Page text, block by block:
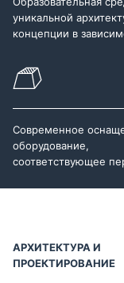
уникальной
концепции в
Современное
оборудование,
соответствующее
АРХИТЕКТУРА И
ПРОЕКТИРОВАНИЕ